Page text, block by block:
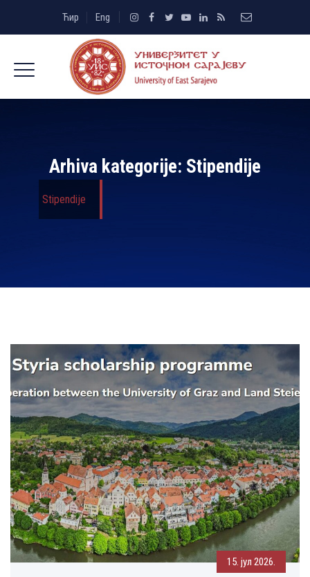
Ћир Eng
Arhiva kategorije: Stipendije
Stipendije
15. јул 2026.